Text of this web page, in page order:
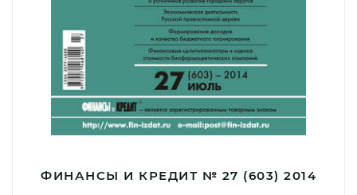
ФИНАНСЫ И КРЕДИТ № 27 (603) 2014